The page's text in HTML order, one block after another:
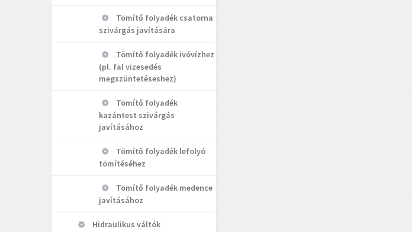
Tömítő folyadék csatorna
szivárgás javítására
Tömítő folyadék ivóvízhez
(pl. fal vizesedés
megszüntetéseshez)
Tömítő folyadék
kazántest szivárgás
javításához
Tömítő folyadék lefolyó
tömítéséhez
Tömítő folyadék medence
javításához
Hidraulikus váltók